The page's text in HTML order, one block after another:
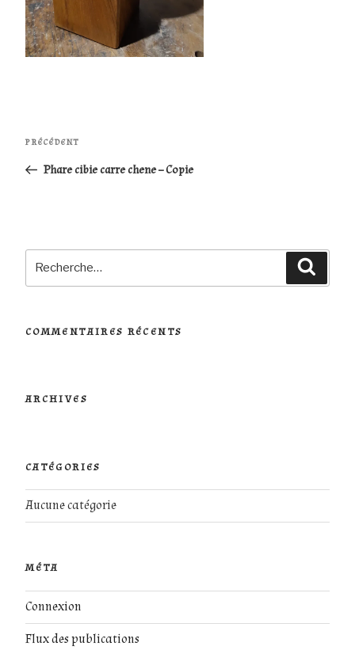
l’article
Article
précédent
PRÉCÉDENT
Phare cibie carre chene – Copie
pour
COMMENTAIRES RÉCENTS
ARCHIVES
CATÉGORIES
Aucune catégorie
MÉTA
Connexion
Flux des publications